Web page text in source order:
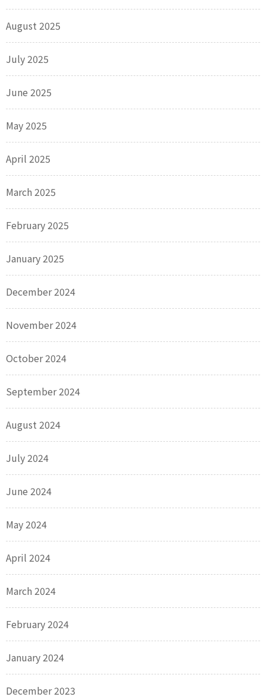
August 2025
July 2025
June 2025
May 2025
April 2025
March 2025
February 2025
January 2025
December 2024
November 2024
October 2024
September 2024
August 2024
July 2024
June 2024
May 2024
April 2024
March 2024
February 2024
January 2024
December 2023